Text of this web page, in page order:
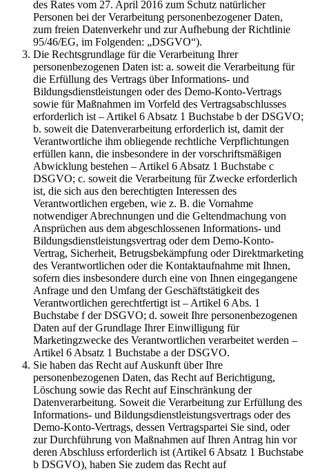
des Rates vom 27. April 2016 zum Schutz natürlicher
Personen bei der Verarbeitung personenbezogener Daten,
zum freien Datenverkehr und zur Aufhebung der Richtlinie
95/46/EG, im Folgenden: „DSGVO“).
Die Rechtsgrundlage für die Verarbeitung Ihrer
personenbezogenen Daten ist: a. soweit die Verarbeitung für
die Erfüllung des Vertrags über Informations- und
Bildungsdienstleistungen oder des Demo-Konto-Vertrags
sowie für Maßnahmen im Vorfeld des Vertragsabschlusses
erforderlich ist – Artikel 6 Absatz 1 Buchstabe b der DSGVO;
b. soweit die Datenverarbeitung erforderlich ist, damit der
Verantwortliche ihm obliegende rechtliche Verpflichtungen
erfüllen kann, die insbesondere in der vorschriftsmäßigen
Abwicklung bestehen – Artikel 6 Absatz 1 Buchstabe c
DSGVO; c. soweit die Verarbeitung für Zwecke erforderlich
ist, die sich aus den berechtigten Interessen des
Verantwortlichen ergeben, wie z. B. die Vornahme
notwendiger Abrechnungen und die Geltendmachung von
Ansprüchen aus dem abgeschlossenen Informations- und
Bildungsdienstleistungsvertrag oder dem Demo-Konto-
Vertrag, Sicherheit, Betrugsbekämpfung oder Direktmarketing
des Verantwortlichen oder die Kontaktaufnahme mit Ihnen,
sofern dies insbesondere durch eine von Ihnen eingegangene
Anfrage und den Umfang der Geschäftstätigkeit des
Verantwortlichen gerechtfertigt ist – Artikel 6 Abs. 1
Buchstabe f der DSGVO; d. soweit Ihre personenbezogenen
Daten auf der Grundlage Ihrer Einwilligung für
Marketingzwecke des Verantwortlichen verarbeitet werden –
Artikel 6 Absatz 1 Buchstabe a der DSGVO.
Sie haben das Recht auf Auskunft über Ihre
personenbezogenen Daten, das Recht auf Berichtigung,
Löschung sowie das Recht auf Einschränkung der
Datenverarbeitung. Soweit die Verarbeitung zur Erfüllung des
Informations- und Bildungsdienstleistungsvertrags oder des
Demo-Konto-Vertrags, dessen Vertragspartei Sie sind, oder
zur Durchführung von Maßnahmen auf Ihren Antrag hin vor
deren Abschluss erforderlich ist (Artikel 6 Absatz 1 Buchstabe
b DSGVO), haben Sie zudem das Recht auf